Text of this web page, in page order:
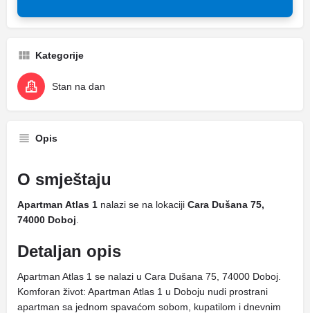
Kategorije
Stan na dan
Opis
O smještaju
Apartman Atlas 1 nalazi se na lokaciji Cara Dušana 75,
74000 Doboj
Detaljan opis
Apartman Atlas 1 se nalazi u Cara Dušana 75, 74000 Doboj.
Komforan život: Apartman Atlas 1 u Doboju nudi prostrani
apartman sa jednom spavaćom sobom, kupatilom i dnevnim